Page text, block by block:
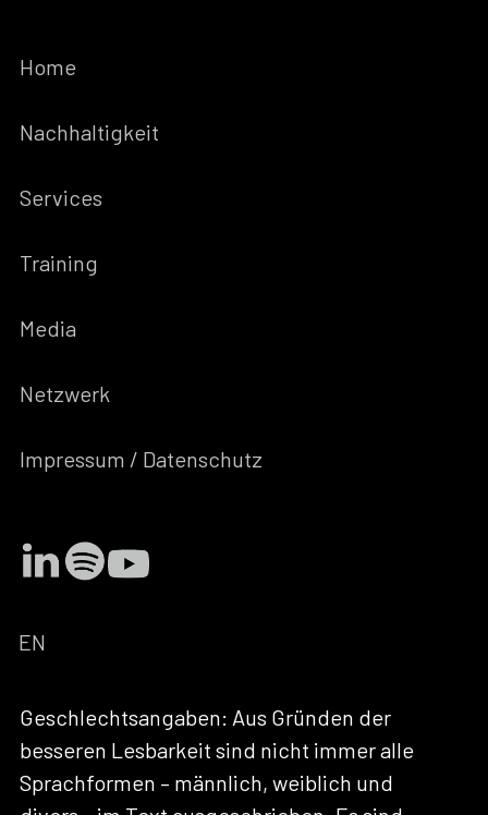
Home
Nachhaltigkeit
Services
Training
Media
Netzwerk
Impressum / Datenschutz
EN
Geschlechtsangaben: Aus Gründen der
besseren Lesbarkeit sind nicht immer alle
Sprachformen – männlich, weiblich und